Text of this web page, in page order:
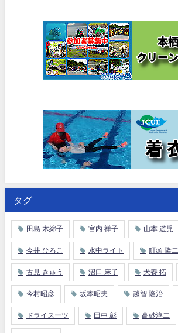
タグ
田島 木綿子 宮内 祥子 山本 遊児
今井 ひろこ 水中ライト 町頭 隆二
古見 きゅう 沼口 麻子 犬養 拓
今村昭彦 坂本昭夫 越智 隆治
ドライスーツ 田中 彰 高砂淳二